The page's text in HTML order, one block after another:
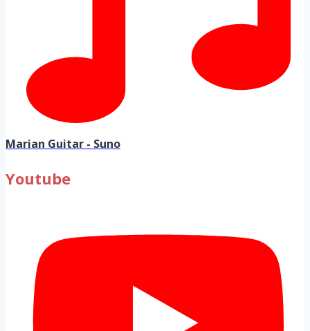
Marian Guitar - Suno
Youtube